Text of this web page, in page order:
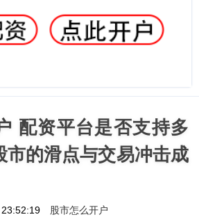
配资平台是否支持多
市的滑点与交易冲击成
股市怎么开户